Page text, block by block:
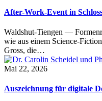
After-Work-Event in
Waldshut-Tiengen —
wie aus einem Science-
Gross, die…
Mai 22, 2026
Auszeichnung für digitale